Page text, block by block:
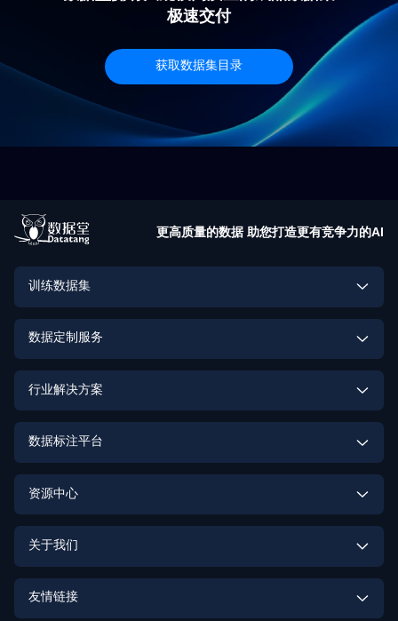
极速交付
获取数据集目录
更高质量的数据 助您打造更有竞争力的AI
训练数据集
具身智能训练数据集
语音识别训练数据集
语音合成训练数据集
OCR训练数据集
发音词典训练数据集
数据定制服务
激光雷达点云数据定制
OCR数据定制
行为识别数据定制
身份识别数据定制
行业解决方案
智能驾驶解决方案
智能娱乐解决方案
数据标注平台
数据标注实训平台
资源中心
关于我们
企业介绍
友情链接